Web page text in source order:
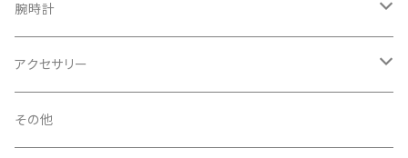
腕時計
大きめの時計 (ケース直径35ミリ以上)
中くらいの時計 (ケース直径25〜34ミリ)
アクセサリー
ピアス
その他